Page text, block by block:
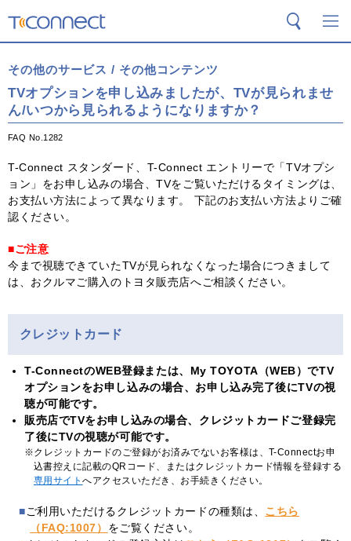
検索
その他のサービス / その他コンテンツ
TVオプションを申し込みましたが、TVが見られませ
ん/いつから見られるようになりますか？
FAQ No.1282
T-Connect スタンダード、T-Connect エントリーで「TVオプシ
ョン」をお申し込みの場合、TVをご覧いただけるタイミングは、
お支払い方法によって異なります。 下記のお支払い方法よりご確
認ください。
■ご注意
今まで視聴できていたTVが見られなくなった場合につきまして
は、おクルマご購入のトヨタ販売店へご相談ください。
クレジットカード
T-ConnectのWEB登録または、My TOYOTA（WEB）でTV
オプションをお申し込みの場合、お申し込み完了後にTVの視
聴が可能です。
販売店でTVをお申し込みの場合、クレジットカードご登録完
了後にTVの視聴が可能です。
クレジットカードのご登録がお済みでないお客様は、T-Connectお申
込書控えに記載のQRコード、またはクレジットカード情報を登録する
専用サイトへアクセスいただき、お手続きください。
ご利用いただけるクレジットカードの種類は、 こちら
（FAQ:1007） をご覧ください。